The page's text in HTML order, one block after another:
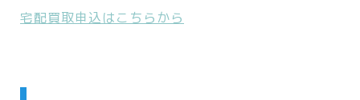
宅配買取申込はこちらから